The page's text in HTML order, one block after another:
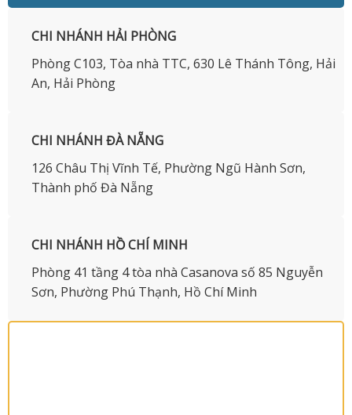
CHI NHÁNH HẢI PHÒNG
Phòng C103, Tòa nhà TTC, 630 Lê Thánh Tông, Hải
An, Hải Phòng
CHI NHÁNH ĐÀ NẴNG
126 Châu Thị Vĩnh Tế, Phường Ngũ Hành Sơn,
Thành phố Đà Nẵng
CHI NHÁNH HỒ CHÍ MINH
Phòng 41 tầng 4 tòa nhà Casanova số 85 Nguyễn
Sơn, Phường Phú Thạnh, Hồ Chí Minh